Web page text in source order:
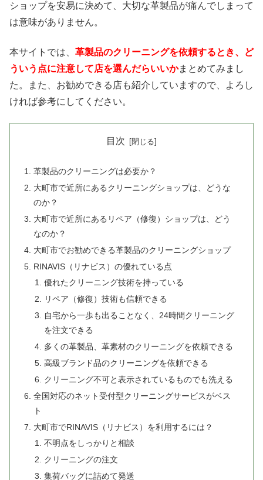
ショップを安易に決めて、大切な革製品が痛んでしまって
は意味がありません。
本サイトでは、 革製品のクリーニングを依頼するとき、ど
ういう点に注意して店を選んだらいいかまとめてみまし
た。また、お勧めできる店も紹介していますので、よろし
ければ参考にしてください。
目次
革製品のクリーニングは必要か？
大町市で近所にあるクリーニングショップは、どうな
のか？
大町市で近所にあるリペア（修復）ショップは、どう
なのか？
大町市でお勧めできる革製品のクリーニングショップ
RINAVIS（リナビス）の優れている点
優れたクリーニング技術を持っている
リペア（修復）技術も信頼できる
自宅から一歩も出ることなく、24時間クリーニング
を注文できる
多くの革製品、革素材のクリーニングを依頼できる
高級ブランド品のクリーニングを依頼できる
クリーニング不可と表示されているものでも洗える
全国対応のネット受付型クリーニングサービスがベス
ト
大町市でRINAVIS（リナビス）を利用するには？
不明点をしっかりと相談
クリーニングの注文
集荷バッグに詰めて発送